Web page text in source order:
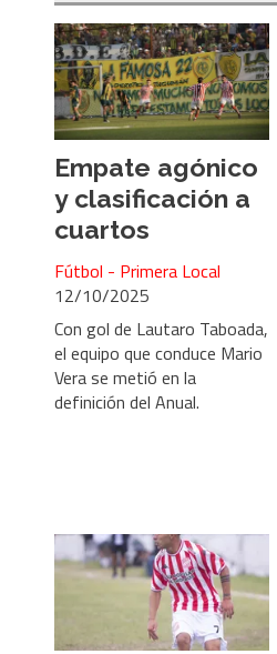
Empate agónico
y clasificación a
cuartos
Fútbol - Primera Local
12/10/2025
Con gol de Lautaro Taboada,
el equipo que conduce Mario
Vera se metió en la
definición del Anual.